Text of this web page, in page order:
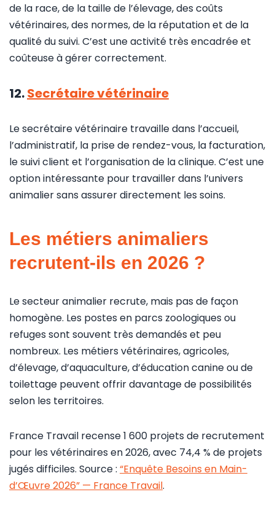
de la race, de la taille de l’élevage, des coûts
vétérinaires, des normes, de la réputation et de la
qualité du suivi. C’est une activité très encadrée et
coûteuse à gérer correctement.
12.Secrétaire vétérinaire
Le secrétaire vétérinaire travaille dans l’accueil,
l’administratif, la prise de rendez-vous, la facturation,
le suivi client et l’organisation de la clinique. C’est une
option intéressante pour travailler dans l’univers
animalier sans assurer directement les soins.
Les métiers animaliers
recrutent-ils en 2026 ?
Le secteur animalier recrute, mais pas de façon
homogène. Les postes en parcs zoologiques ou
refuges sont souvent très demandés et peu
nombreux. Les métiers vétérinaires, agricoles,
d’élevage, d’aquaculture, d’éducation canine ou de
toilettage peuvent offrir davantage de possibilités
selon les territoires.
France Travail recense 1 600 projets de recrutement
pour les vétérinaires en 2026, avec 74,4 % de projets
jugés difficiles. Source : “Enquête Besoins en Main-
d’Œuvre 2026” — France Travail.